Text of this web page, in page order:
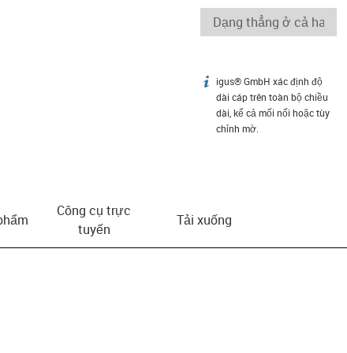
igus-icon-info
igus® GmbH xác định độ
dài cáp trên toàn bộ chiều
dài, kể cả mối nối hoặc tùy
chỉnh mờ.
Công cụ trực
tuyến
Tải xuống